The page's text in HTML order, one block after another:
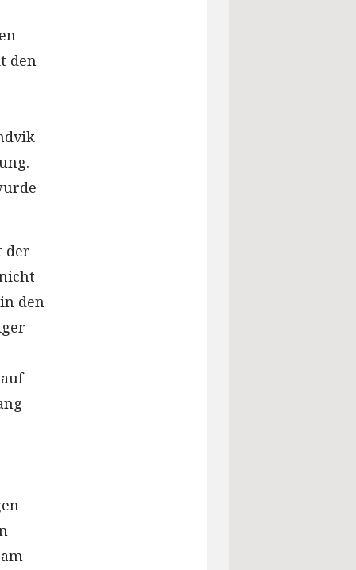
den
der
den